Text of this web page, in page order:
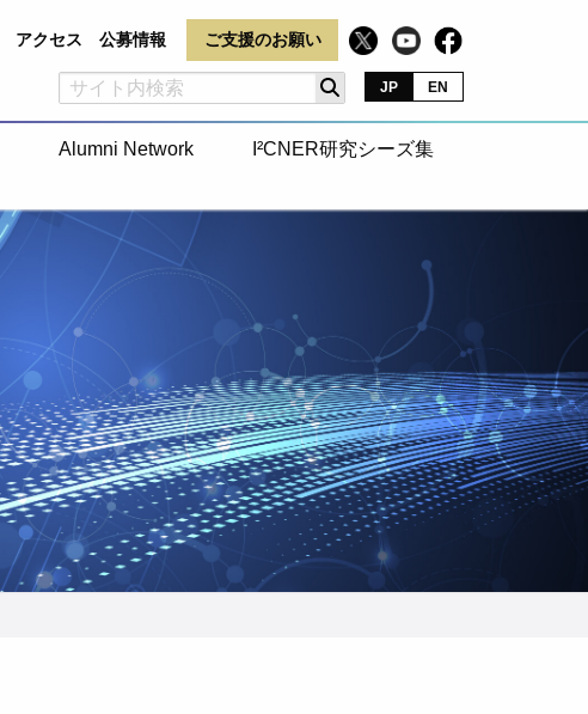
アクセス 公募情報 ご支援のお願い
JP EN
Alumni Network I²CNER研究シーズ集